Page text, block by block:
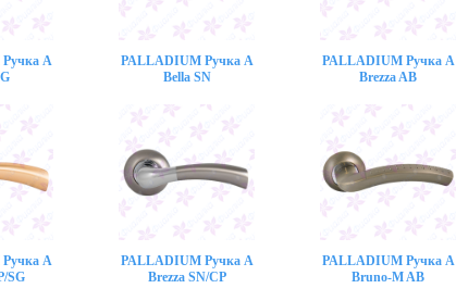
A
PALLADIUM Ручка A
Bella SN
PALLADIUM Ручка A
Brezza AB
A
SG
PALLADIUM Ручка A
Brezza SN/CP
PALLADIUM Ручка A
Bruno-M AB